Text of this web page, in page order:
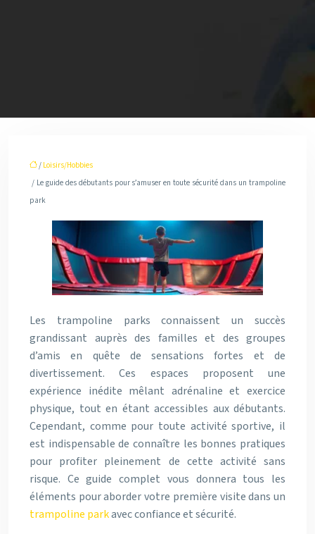
/ Loisirs/Hobbies
/ Le guide des débutants pour s’amuser en toute sécurité dans un trampoline
park
Les trampoline parks connaissent un succès
grandissant auprès des familles et des groupes
d’amis en quête de sensations fortes et de
divertissement. Ces espaces proposent une
expérience inédite mêlant adrénaline et exercice
physique, tout en étant accessibles aux débutants.
Cependant, comme pour toute activité sportive, il
est indispensable de connaître les bonnes pratiques
pour profiter pleinement de cette activité sans
risque. Ce guide complet vous donnera tous les
éléments pour aborder votre première visite dans un
trampoline parkavec confiance et sécurité.